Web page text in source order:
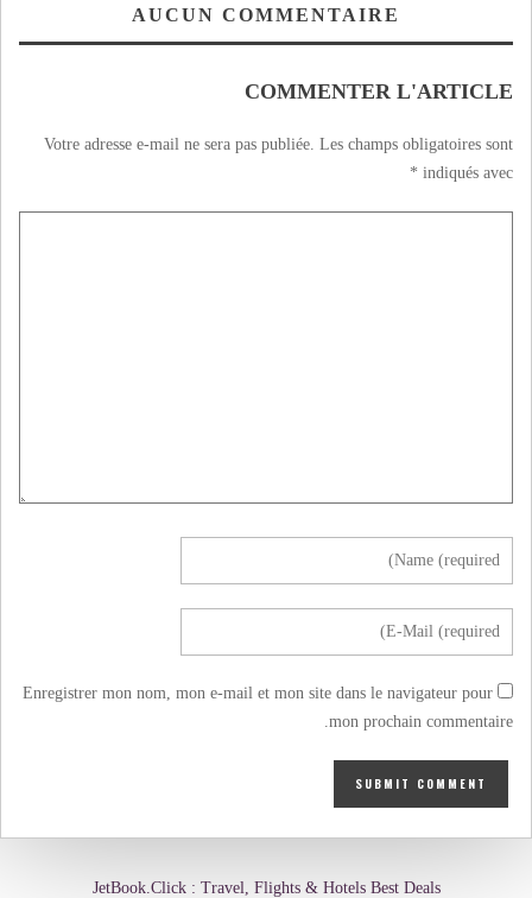
AUCUN COMMENTAIRE
COMMENTER L'ARTICLE
Votre adresse e-mail ne sera pas publiée. Les champs obligatoires sont
indiqués avec
*
Enregistrer mon nom, mon e-mail et mon site dans le navigateur pour
mon prochain commentaire.
JetBook.Click : Travel, Flights & Hotels Best Deals